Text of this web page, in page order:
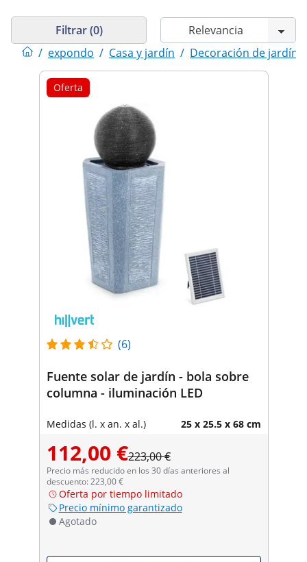
/ expondo / Casa y jardín / Decoración de jardín
Filtrar (0)
Oferta
(6)
Fuente solar de jardín - bola sobre
columna - iluminación LED
Medidas (l. x an. x al.) 25 x 25.5 x 68 cm
112,00 €223,00 €
Precio más reducido en los 30 días anteriores al
descuento: 223,00 €
Oferta por tiempo limitado
Precio mínimo garantizado
Agotado